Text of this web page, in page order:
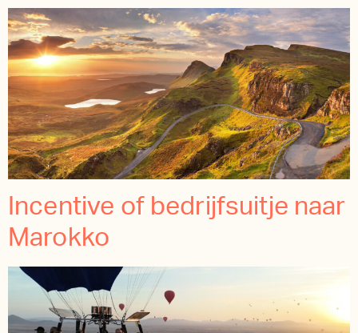
Incentive of bedrijfsuitje naar
Marokko